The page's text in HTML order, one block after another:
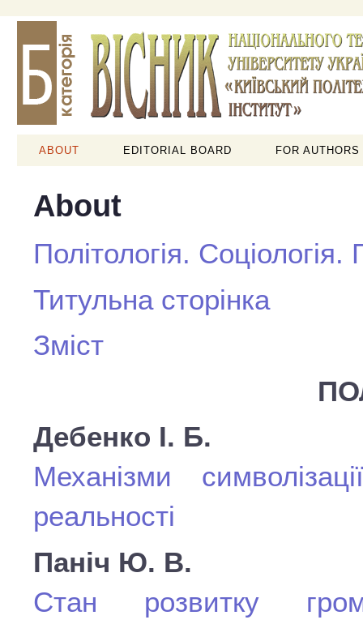
ABOUT EDITORIAL BOARD FOR AUTHORS
About
Політологія.
Титульна сторінка
Зміст
Дебенко І. Б.
Механізми
реальності
Паніч Ю. В.
Стан розвитку